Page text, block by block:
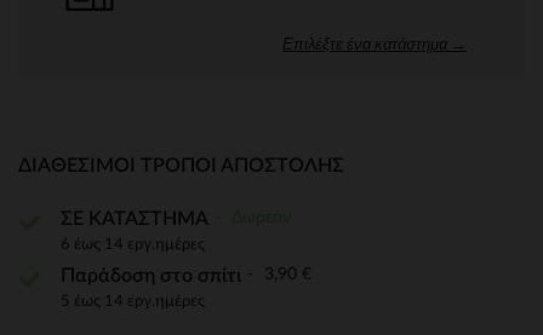
Επιλέξτε ένα κατάστημα →
ΔΙΑΘΈΣΙΜΟΙ ΤΡΌΠΟΙ ΑΠΟΣΤΟΛΉΣ
ΣΕ ΚΑΤΑΣΤΗΜΑ
6 έως 14 εργ.ημέρες
Παράδοση στο σπίτι 3,90 €
5 έως 14 εργ.ημέρες